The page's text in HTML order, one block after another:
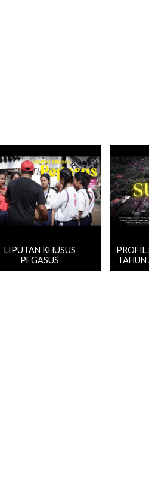
LIPUTAN KHUSUS
PEGASUS
PROFIL
TAHUN